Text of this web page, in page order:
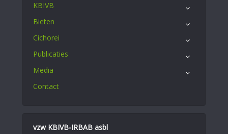
KBIVB
Bieten
Cichorei
Publicaties
Media
Contact
vzw KBIVB-IRBAB asbl